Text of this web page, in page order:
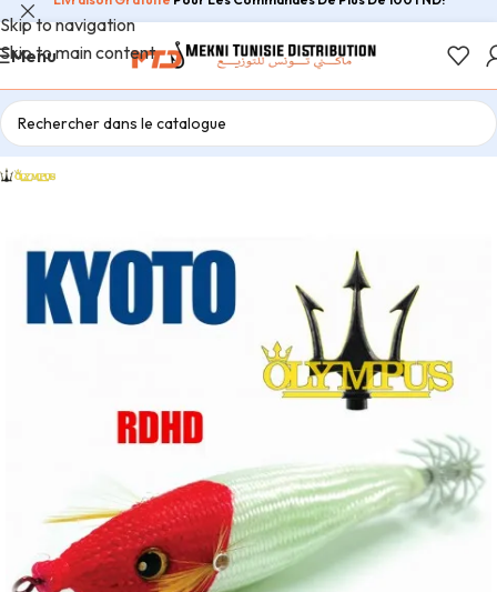
Skip to navigation
Skip to main content
Menu